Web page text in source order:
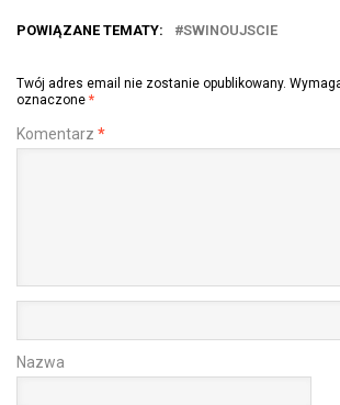
POWIĄZANE TEMATY: SWINOUJSCIE
Twój adres email nie zostanie opublikowany.
oznaczone *
Komentarz *
Nazwa